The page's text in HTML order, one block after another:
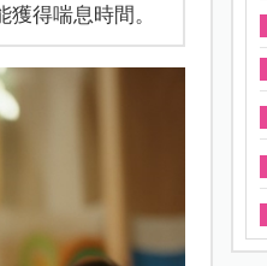
得喘息時間。